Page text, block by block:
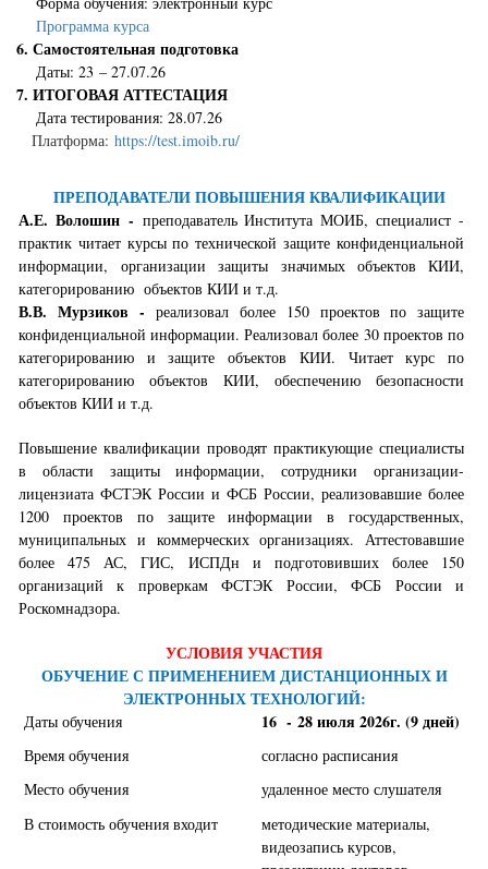
Программа курса
6. Самостоятельная подготовка
Даты: 23 – 27.07.26
7. ИТОГОВАЯ АТТЕСТАЦИЯ
Дата тестирования: 28.07.26
Платформа: https://test.imoib.ru/
ПРЕПОДАВАТЕЛИ ПОВЫШЕНИЯ КВАЛИФИКАЦИИ
А.Е. Волошин - преподаватель Института МОИБ, специалист -
практик читает курсы по технической защите конфиденциальной
информации, организации защиты значимых объектов КИИ,
категорированию объектов КИИ и т.д.
В.В. Мурзиков -реализовал более 150 проектов по защите
конфиденциальной информации. Реализовал более 30 проектов по
категорированию и защите объектов КИИ. Читает курс по
категорированию объектов КИИ, обеспечению безопасности
объектов КИИ и т.д.
Повышение квалификации проводят практикующие специалисты
в области защиты информации, сотрудники организации-
лицензиата ФСТЭК России и ФСБ России, реализовавшие более
1200 проектов по защите информации в государственных,
муниципальных и коммерческих организациях. Аттестовавшие
более 475 АС, ГИС, ИСПДн и подготовивших более 150
организаций к проверкам ФСТЭК России, ФСБ России и
Роскомнадзора.
УСЛОВИЯ УЧАСТИЯ
ОБУЧЕНИЕ С ПРИМЕНЕНИЕМ ДИСТАНЦИОННЫХ И
ЭЛЕКТРОННЫХ ТЕХНОЛОГИЙ:
Даты обучения 16 - 28 июля 2026г. (9 дней)
Время обучения
согласно расписания
Место обучения
удаленное место слушателя
В стоимость обучения входит
методические материалы,
видеозапись курсов,